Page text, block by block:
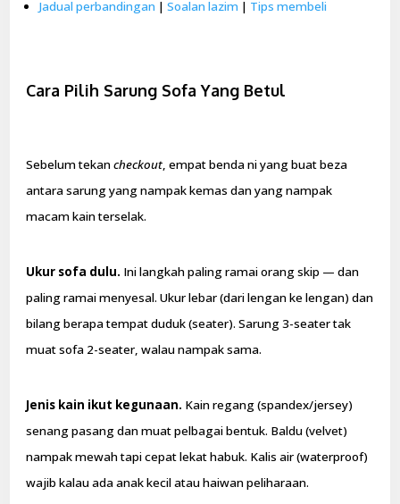
Jadual perbandingan | Soalan lazim | Tips membeli
Cara Pilih Sarung Sofa Yang Betul
Sebelum tekancheckout , empat benda ni yang buat beza
antara sarung yang nampak kemas dan yang nampak
macam kain terselak.
Ukur sofa dulu. Ini langkah paling ramai orang skip — dan
paling ramai menyesal. Ukur lebar (dari lengan ke lengan) dan
bilang berapa tempat duduk (seater). Sarung 3-seater tak
muat sofa 2-seater, walau nampak sama.
Jenis kain ikut kegunaan. Kain regang (spandex/jersey)
senang pasang dan muat pelbagai bentuk. Baldu (velvet)
nampak mewah tapi cepat lekat habuk. Kalis air (waterproof)
wajib kalau ada anak kecil atau haiwan peliharaan.